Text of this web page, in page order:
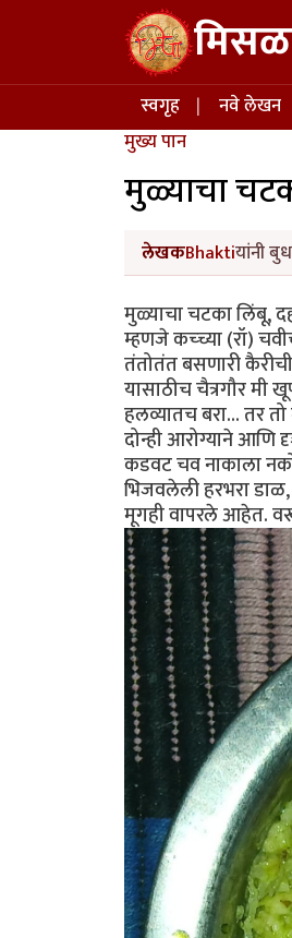
Skip to main content
Main navigation
स्वगृह नवे लेखन
मुख्य पान
मुळ्याचा
लेखकBhaktiयांनी
मुळ्याचा चटका लिंबू,
म्हणजे कच्च्या (रॉ)
तंतोतंत बसणारी
यासाठीच चैत्रगौर
हलव्यातच बरा... तर
दोन्ही आरोग्याने आणि
कडवट चव नाकाला
भिजवलेली हरभरा
मूगही वापरले आहेत.